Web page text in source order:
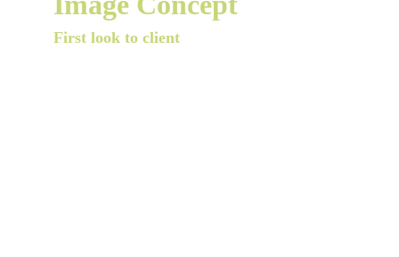
First look to client